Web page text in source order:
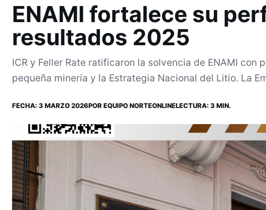
ENAMI fortalece su
resultados 2025
ICR y Feller Rate ratificaron la solvencia de ENAMI
pequeña minería y la Estrategia Nacional del Litio. La
FECHA: 3 MARZO 2026POR EQUIPO NORTEONLINELECTURA: 3 MIN.